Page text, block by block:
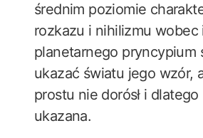
średnim poziomie
rozkazu i nihilizmu wobec
planetarnego pryncypium
ukazać światu jego wzór,
prostu nie dorósł i
ukazana.